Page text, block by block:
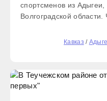
спортсменов из Адыгеи,
Волгоградской
в течение двух дней
Кавказ /